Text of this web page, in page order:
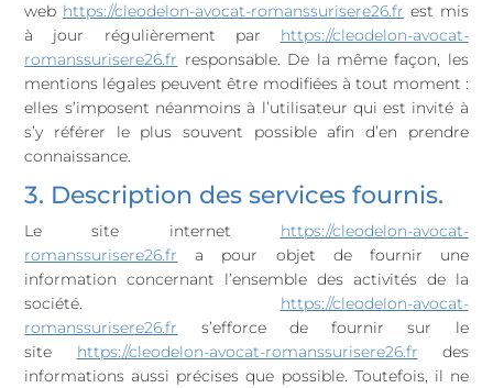
web https://cleodelon-avocat-romanssurisere26.fr est mis
à jour régulièrement par
https://cleodelon-avocat-
romanssurisere26.fr responsable. De la même façon, les
mentions légales peuvent être modifiées à tout moment :
elles s’imposent néanmoins à l’utilisateur qui est invité à
s’y référer le plus souvent possible afin d’en prendre
connaissance.
3. Description des services fournis.
Le site internet
https://cleodelon-avocat-
romanssurisere26.fr
a pour objet de fournir une
information concernant l’ensemble des activités de la
société.
https://cleodelon-avocat-
romanssurisere26.fr
s’efforce de fournir sur le
site
https://cleodelon-avocat-romanssurisere26.fr
des
informations aussi précises que possible. Toutefois, il ne